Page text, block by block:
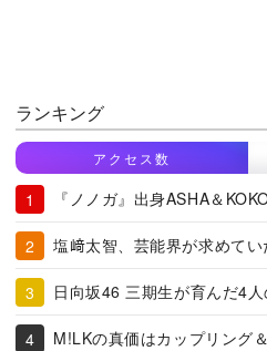
ランキング
アクセス数
『ノノガ』出身ASHA＆
塩﨑太智、芸能界が求めてい
日向坂46 三期生が育んだ4
M!LKの真価はカップリング